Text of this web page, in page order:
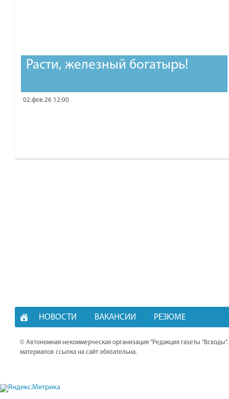
Расти, железный богатырь!
02.фев.26 12:00
НОВОСТИ ВАКАНСИИ РЕЗЮМЕ
© Автономная некоммерческая организация "Редакция газеты
материалов ссылка на сайт обязательна.